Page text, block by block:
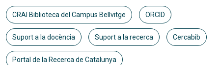
CRAI Biblioteca del Campus Bellvitge ORCID
Suport a la docència Suport a la recerca Cercabib
Portal de la Recerca de Catalunya